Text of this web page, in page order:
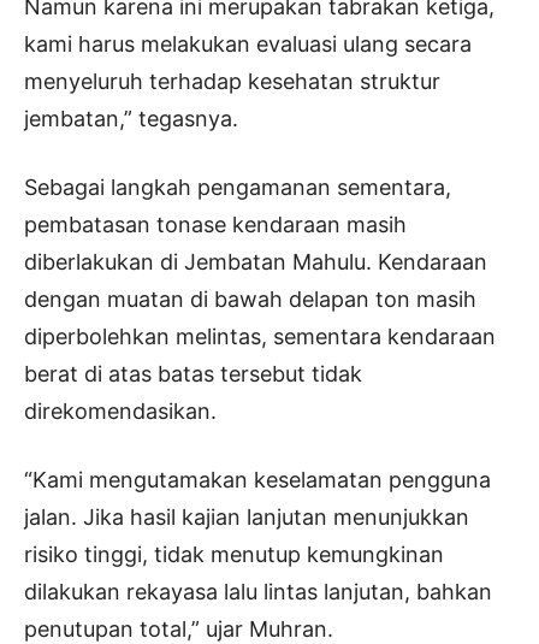
Namun karena ini merupakan tabrakan ketiga,
kami harus melakukan evaluasi ulang secara
menyeluruh terhadap kesehatan struktur
jembatan,” tegasnya.
Sebagai langkah pengamanan sementara,
pembatasan tonase kendaraan masih
diberlakukan di Jembatan Mahulu. Kendaraan
dengan muatan di bawah delapan ton masih
diperbolehkan melintas, sementara kendaraan
berat di atas batas tersebut tidak
direkomendasikan.
“Kami mengutamakan keselamatan pengguna
jalan. Jika hasil kajian lanjutan menunjukkan
risiko tinggi, tidak menutup kemungkinan
dilakukan rekayasa lalu lintas lanjutan, bahkan
penutupan total,” ujar Muhran.